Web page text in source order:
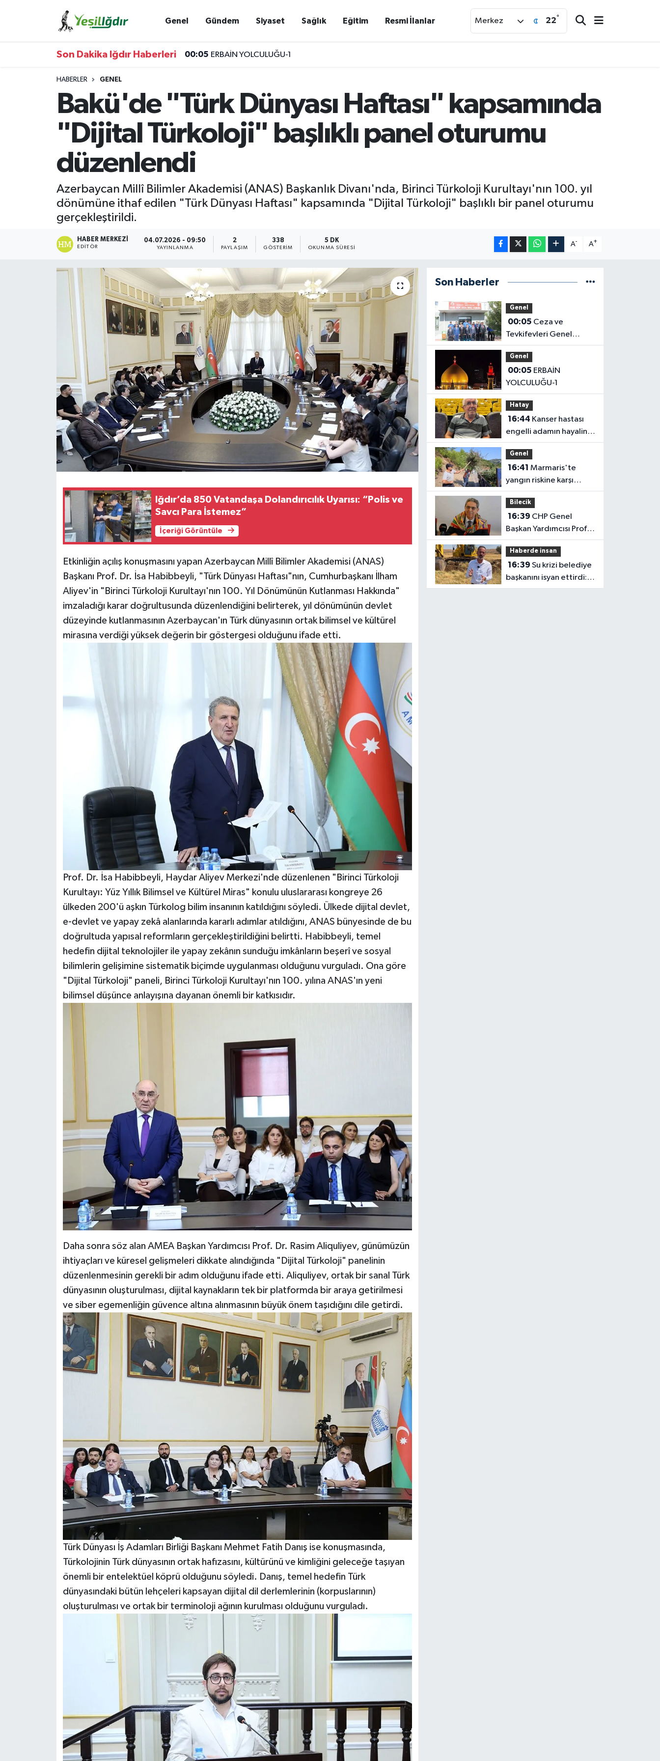
Genel Gündem Siyaset Sağlık Eğitim Resmi İlanlar Merkez 22°
Son Dakika Iğdır Haberleri 00:05 ERBAİN YOLCULUĞU-1
HABERLER GENEL
Bakü'de "Türk Dünyası Haftası" kapsamında
"Dijital Türkoloji" başlıklı panel oturumu
düzenlendi
Azerbaycan Millî Bilimler Akademisi (ANAS) Başkanlık Divanı'nda, Birinci Türkoloji Kurultayı'nın 100. yıl
dönümüne ithaf edilen "Türk Dünyası Haftası" kapsamında "Dijital Türkoloji" başlıklı bir panel oturumu
gerçekleştirildi.
HABER MERKEZI
EDITÖR
04.07.2026 - 09:50
YAYINLANMA
2
PAYLAŞIM
338
GÖSTERIM
5 DK
OKUNMA SÜRESI
A- A+
Iğdır’da 850 Vatandaşa Dolandırıcılık Uyarısı: “Polis ve
Savcı Para İstemez”
İçeriği Görüntüle
Etkinliğin açılış konuşmasını yapan Azerbaycan Millî Bilimler Akademisi (ANAS)
Başkanı Prof. Dr. İsa Habibbeyli, "Türk Dünyası Haftası"nın, Cumhurbaşkanı İlham
Aliyev'in "Birinci Türkoloji Kurultayı'nın 100. Yıl Dönümünün Kutlanması Hakkında"
imzaladığı karar doğrultusunda düzenlendiğini belirterek, yıl dönümünün devlet
düzeyinde kutlanmasının Azerbaycan'ın Türk dünyasının ortak bilimsel ve kültürel
mirasına verdiği yüksek değerin bir göstergesi olduğunu ifade etti.
Prof. Dr. İsa Habibbeyli, Haydar Aliyev Merkezi'nde düzenlenen "Birinci Türkoloji
Kurultayı: Yüz Yıllık Bilimsel ve Kültürel Miras" konulu uluslararası kongreye 26
ülkeden 200'ü aşkın Türkolog bilim insanının katıldığını söyledi. Ülkede dijital devlet,
e-devlet ve yapay zekâ alanlarında kararlı adımlar atıldığını, ANAS bünyesinde de bu
doğrultuda yapısal reformların gerçekleştirildiğini belirtti. Habibbeyli, temel
hedefin dijital teknolojiler ile yapay zekânın sunduğu imkânların beşerî ve sosyal
bilimlerin gelişimine sistematik biçimde uygulanması olduğunu vurguladı. Ona göre
"Dijital Türkoloji" paneli, Birinci Türkoloji Kurultayı'nın 100. yılına ANAS'ın yeni
bilimsel düşünce anlayışına dayanan önemli bir katkısıdır.
Daha sonra söz alan AMEA Başkan Yardımcısı Prof. Dr. Rasim Aliquliyev, günümüzün
ihtiyaçları ve küresel gelişmeleri dikkate alındığında "Dijital Türkoloji" panelinin
düzenlenmesinin gerekli bir adım olduğunu ifade etti. Aliquliyev, ortak bir sanal Türk
dünyasının oluşturulması, dijital kaynakların tek bir platformda bir araya getirilmesi
ve siber egemenliğin güvence altına alınmasının büyük önem taşıdığını dile getirdi.
Türk Dünyası İş Adamları Birliği Başkanı Mehmet Fatih Danış ise konuşmasında,
Türkolojinin Türk dünyasının ortak hafızasını, kültürünü ve kimliğini geleceğe taşıyan
önemli bir entelektüel köprü olduğunu söyledi. Danış, temel hedefin Türk
dünyasındaki bütün lehçeleri kapsayan dijital dil derlemlerinin (korpuslarının)
oluşturulması ve ortak bir terminoloji ağının kurulması olduğunu vurguladı.
Son Haberler
Genel
00:05
Tevkifevleri Genel
Müdürü Çelebi
Yılmaz’dan Iğdır’daki
Kurumlara Ziyaret ve
Üretim İncelemesi
Genel
00:05
YOLCULUĞU-1
Hatay
16:44
engelli adamın hayalini
bile kuramadığı evine
kavuşunca döktüğü
gözyaşı duygulandırdı
Genel
16:41
yangın riskine karşı
kapsamlı temizlik
Bilecik
16:39
Başkan Yardımcısı Prof.
Dr. Ali Rıza Erbay, 'CHP
üyesi olmak inanç ister,
emek ister, yürek ister'
Haberde insan
16:39
başkanını isyan ettirdi:
Faturasını ödemeyen
Iğdır Trafik Yoğunluk Haritası
Süper Lig Puan Durumu ve Fikstür
Tüm Manşetler
Son Dakika Haberleri